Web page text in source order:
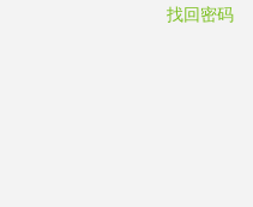
找回密码